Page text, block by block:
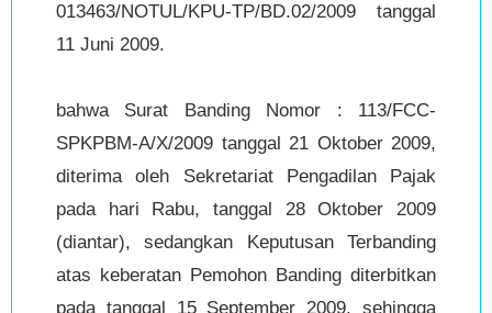
013463/NOTUL/KPU-TP/BD.02/2009 tanggal
11 Juni 2009.
bahwa Surat Banding Nomor : 113/FCC-
SPKPBM-A/X/2009 tanggal 21 Oktober 2009,
diterima oleh Sekretariat Pengadilan Pajak
pada hari Rabu, tanggal 28 Oktober 2009
(diantar), sedangkan Keputusan Terbanding
atas keberatan Pemohon Banding diterbitkan
pada tanggal 15 September 2009, sehingga